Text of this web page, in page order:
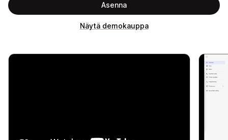
Asenna
Näytä demokauppa